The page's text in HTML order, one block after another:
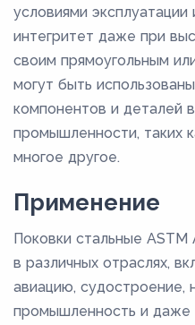
условиями
интегритет даже при
своим прямоугольным
могут быть
компонентов и деталей
промышленности, таких
многое другое.
Применение
Поковки стальные
в различных отраслях,
авиацию, судостроение,
промышленность и даже